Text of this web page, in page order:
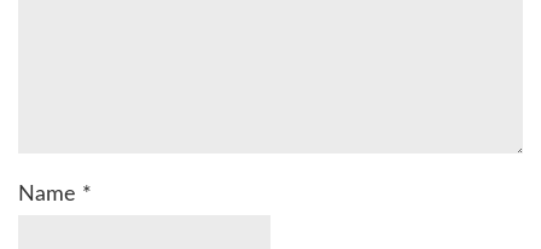
Name *